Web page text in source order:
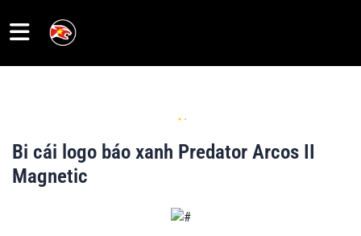
Sale
Bi cái logo báo xanh Predator Arcos II
Magnetic